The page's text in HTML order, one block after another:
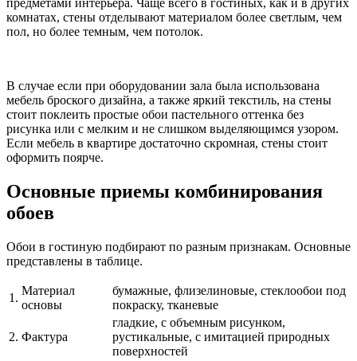
предметами интерьера. Чаще всего в гостиных, как и в других
комнатах, стены отделывают материалом более светлым, чем
пол, но более темным, чем потолок.
В случае если при оборудовании зала была использована
мебель броского дизайна, а также яркий текстиль, на стены
стоит поклеить простые обои пастельного оттенка без
рисунка или с мелким и не слишком выделяющимся узором.
Если мебель в квартире достаточно скромная, стены стоит
оформить поярче.
Основные приемы комбинирования
обоев
Обои в гостиную подбирают по разным признакам. Основные
представлены в таблице.
1.
Материал
основы
бумажные, флизелиновые, стеклообои под
покраску, тканевые
2. Фактура
гладкие, с объемным рисунком,
рустикальные, с имитацией природных
поверхностей